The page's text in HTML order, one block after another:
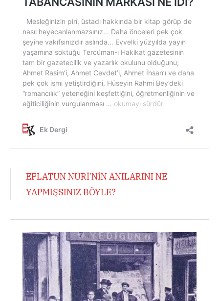
EFLATUN NURİ’NİN ANILARINI NE
YAPMIŞSINIZ BÖYLE?